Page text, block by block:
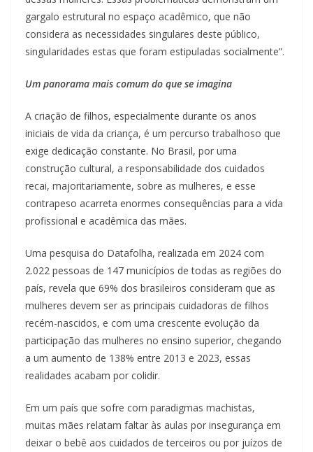
gargalo estrutural no espaço acadêmico, que não
considera as necessidades singulares deste público,
singularidades estas que foram estipuladas socialmente”.
Um panorama mais comum do que se imagina
A criação de filhos, especialmente durante os anos
iniciais de vida da criança, é um percurso trabalhoso que
exige dedicação constante. No Brasil, por uma
construção cultural, a responsabilidade dos cuidados
recai, majoritariamente, sobre as mulheres, e esse
contrapeso acarreta enormes consequências para a vida
profissional e acadêmica das mães.
Uma pesquisa do Datafolha, realizada em 2024 com
2.022 pessoas de 147 municípios de todas as regiões do
país, revela que 69% dos brasileiros consideram que as
mulheres devem ser as principais cuidadoras de filhos
recém-nascidos, e com uma crescente evolução da
participação das mulheres no ensino superior, chegando
a um aumento de 138% entre 2013 e 2023, essas
realidades acabam por colidir.
Em um país que sofre com paradigmas machistas,
muitas mães relatam faltar às aulas por insegurança em
deixar o bebê aos cuidados de terceiros ou por juízos de